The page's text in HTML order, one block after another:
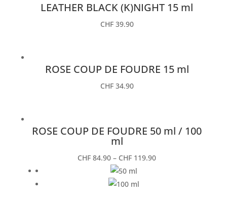
LEATHER BLACK (K)NIGHT 15 ml
CHF39.90
ROSE COUP DE FOUDRE 15 ml
CHF34.90
ROSE COUP DE FOUDRE 50 ml / 100
ml
CHF 84.90 – CHF 119.90